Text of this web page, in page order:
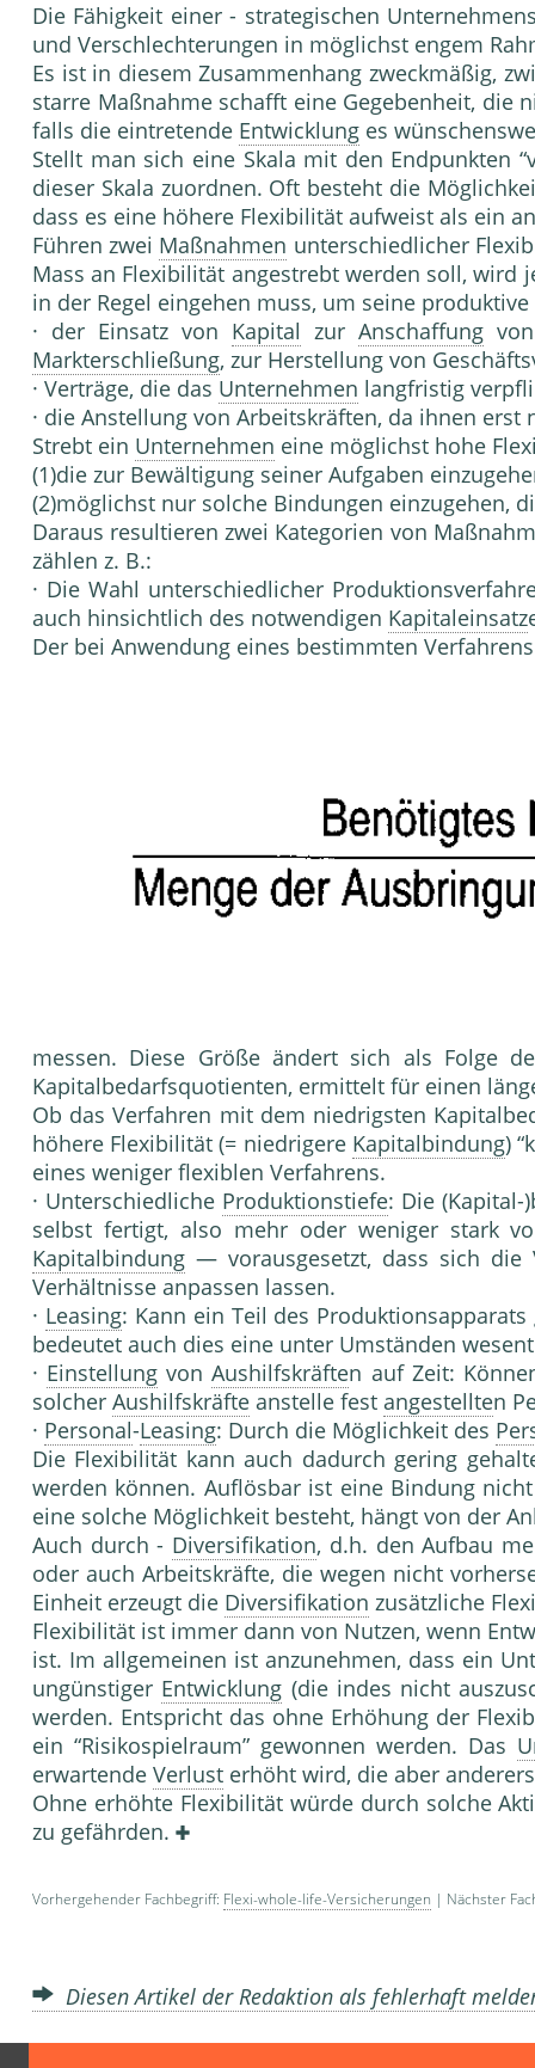
Die Fähigkeit einer - strategischen
und Verschlechterungen in möglichst engem
Es ist in diesem Zusammenhang zweckmäßig,
starre Maßnahme schafft eine Gegebenheit, die
falls die eintreten­de Entwicklung es
Stellt man sich eine Skala mit den Endpunkten
dieser Skala zu­ordnen. Oft besteht die
dass es eine höhere Flexi­bilität aufweist als ein
Führen zwei Maßnahmen unterschiedlicher
Mass an Flexibilität angestrebt werden soll,
in der Regel eingehen muss, um seine
· der Einsatz von Kapital zur Anschaffung
Markterschließung, zur Herstellung von
· Verträge, die das Unternehmen langfristig
· die Anstellung von Arbeitskräften, da ihnen
Strebt ein Unternehmen eine möglichst hohe
(1)die zur Bewältigung seiner Aufgaben
(2)möglichst nur solche Bindungen einzugehen,
Daraus resultieren zwei Kategorien von
zählen z. B.:
· Die Wahl unterschiedlicher
auch hin­sichtlich des notwendigen Kapitaleinsatz
Der bei Anwendung eines bestimmten
messen. Diese Größe ändert sich als Folge
Kapitalbedarfsquoti­enten, ermittelt für einen
Ob das Verfahren mit dem niedrigsten
höhere Flexibilität (= niedrigere Kapitalbindung)
eines weniger flexiblen Verfahrens.
· Unterschiedliche Produktionstiefe: Die
selbst fer­tigt, also mehr oder weniger stark
Kapitalbindung — voraus­gesetzt, dass sich die
Verhältnisse anpassen lassen.
· Leasing: Kann ein Teil des
be­deutet auch dies eine unter Umständen
· Einstellung vonAushilfskräften auf Zeit:
solcher Aushilfskräfte anstelle fest angestellten
· Personal-Leasing: Durch die Möglichkeit des
Die Flexibilität kann auch dadurch gering
werden können. Auflösbar ist eine Bindung
eine solche Möglichkeit be­steht, hängt von der
Auch durch - Diversifikation, d.h. den Aufbau
oder auch Arbeitskräfte, die wegen nicht
Einheit erzeugt die Diversifikation zusätzliche
Flexibilität ist immer dann von Nutzen, wenn
ist. Im allgemeinen ist anzunehmen, dass ein
ungünstiger Entwicklung (die indes nicht
werden. Entspricht das ohne Erhöhung der
ein “Risikospielraum” gewonnen werden. Das
erwartende Verlust erhöht wird, die aber
Ohne erhöhte Flexibilität würde durch solche
zu gefähr­den.
Vorhergehender Fachbegriff: Flexi-whole-life-Versicherungen | Nächster
Diesen Artikel der Redaktion als fehlerhaft